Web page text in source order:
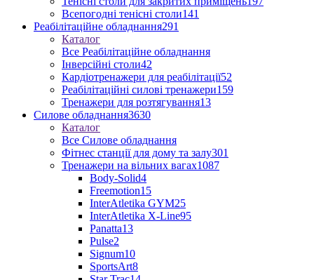
Всепогодні тенісні столи141
Реабілітаційне обладнання291
Каталог
Все Реабілітаційне обладнання
Інверсійні столи42
Кардіотренажери для реабілітації52
Реабілітаційні силові тренажери159
Тренажери для розтягування13
Силове обладнання3630
Каталог
Все Силове обладнання
Фітнес станції для дому та залу301
Тренажери на вільних вагах1087
Body-Solid4
Freemotion15
InterAtletika GYM25
InterAtletika X-Line95
Panatta13
Pulse2
Signum10
SportsArt8